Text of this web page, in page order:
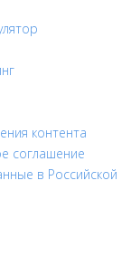
контента
соглашение
в Российской